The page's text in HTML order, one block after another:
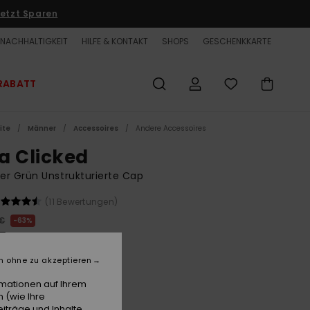
Sparen
NACHHALTIGKEIT HILFE & KONTAKT SHOPS GESCHENKKARTE
Männer Accessoires Andere Accessoires
Clicked
Grün Unstrukturierte Cap
(11 Bewertungen)
63%
€
auf Ihrem
(wie Ihre
ohne zu akzeptieren